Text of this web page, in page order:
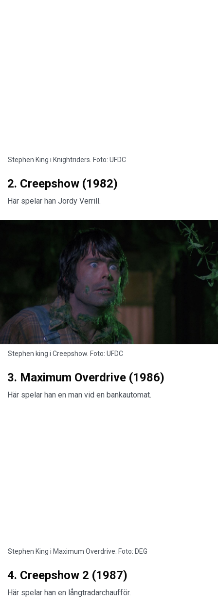
Stephen King i Knightriders. Foto: UFDC
2. Creepshow (1982)
Här spelar han Jordy Verrill.
Stephen king i Creepshow. Foto: UFDC
3. Maximum Overdrive (1986)
Här spelar han en man vid en bankautomat.
Stephen King i Maximum Overdrive. Foto: DEG
4. Creepshow 2 (1987)
Här spelar han en långtradarchaufför.